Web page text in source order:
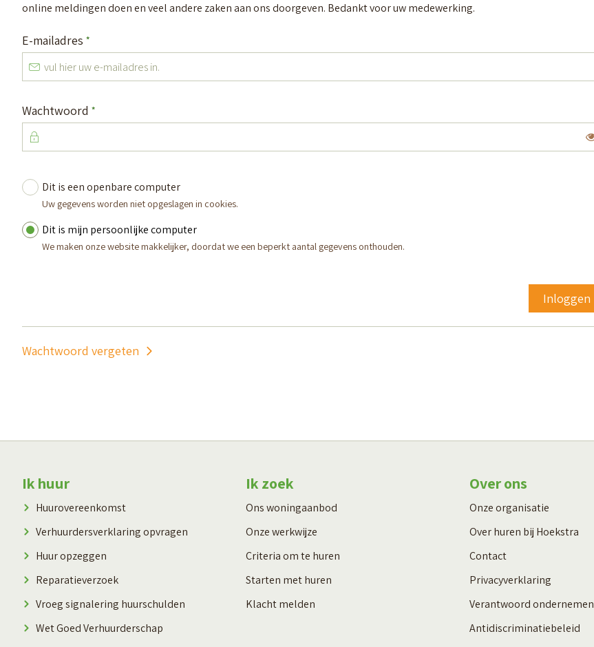
online meldingen doen en veel andere zaken aan ons doorgeven. Bedankt voor uw medewerking.
E-mailadres *
Wachtwoord *
Vul uw inloggegevens in
Dit is een openbare computer
Uw gegevens worden niet opgeslagen in cookies.
Dit is mijn persoonlijke computer
We maken onze website makkelijker, doordat we een beperkt aantal gegevens onthouden.
Inloggen
Wachtwoord vergeten
Contactinformatie
Ik huur
Huurovereenkomst
Verhuurdersverklaring opvragen
Huur opzeggen
Reparatieverzoek
Vroeg signalering huurschulden
Wet Goed Verhuurderschap
Ik zoek
Ons woningaanbod
Onze werkwijze
Criteria om te huren
Starten met huren
Klacht melden
Over ons
Onze organisatie
Over huren bij Hoekstra
Contact
Privacyverklaring
Verantwoord ondernemen
Antidiscriminatiebeleid